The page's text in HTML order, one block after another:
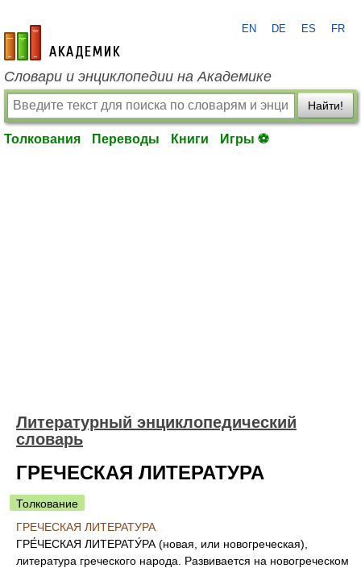
academic.ru
EN DE ES FR
Словари и энциклопедии на Академике
Найти!
Толкования Переводы Книги Игры ⚽
Литературный энциклопедический
словарь
ГРЕЧЕСКАЯ ЛИТЕРАТУРА
Толкование
ГРЕЧЕСКАЯ ЛИТЕРАТУРА
ГРЕ́ЧЕСКАЯ ЛИТЕРАТУ́РА (новая , или новогреческая),
литература греческого народа. Развивается на новогреческом